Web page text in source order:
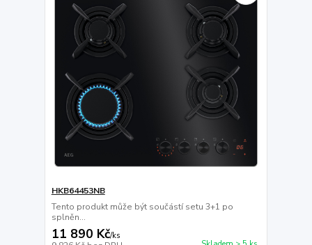
HKB64453NB
Tento produkt může být součástí setu 3+1 po
splněn...
11 890 Kč/ks